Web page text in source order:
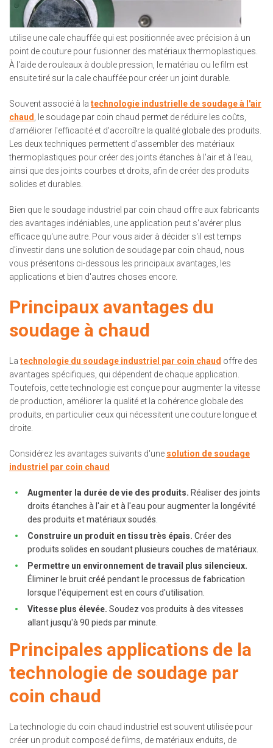
utilise une cale chauffée qui est positionnée avec précision à un
point de couture pour fusionner des matériaux thermoplastiques.
À l'aide de rouleaux à double pression, le matériau ou le film est
ensuite tiré sur la cale chauffée pour créer un joint durable.
Souvent associé à la technologie industrielle de soudage à l'air
chaud
, le soudage par coin chaud permet de réduire les coûts,
d'améliorer l'efficacité et d'accroître la qualité globale des produits.
Les deux techniques permettent d'assembler des matériaux
thermoplastiques pour créer des joints étanches à l'air et à l'eau,
ainsi que des joints courbes et droits, afin de créer des produits
solides et durables.
Bien que le soudage industriel par coin chaud offre aux fabricants
des avantages indéniables, une application peut s'avérer plus
efficace qu'une autre. Pour vous aider à décider s'il est temps
d'investir dans une solution de soudage par coin chaud, nous
vous présentons ci-dessous les principaux avantages, les
applications et bien d'autres choses encore.
Principaux avantages du
soudage à chaud
La technologie du soudage industriel par coin chaud offre des
avantages spécifiques, qui dépendent de chaque application.
Toutefois, cette technologie est conçue pour augmenter la vitesse
de production, améliorer la qualité et la cohérence globale des
produits, en particulier ceux qui nécessitent une couture longue et
droite.
Considérez les avantages suivants d'une solution de soudage
industriel par coin chaud
Augmenter la durée de vie des produits. Réaliser des joints
droits étanches à l'air et à l'eau pour augmenter la longévité
des produits et matériaux soudés.
Construire un produit en tissu très épais. Créer des
produits solides en soudant plusieurs couches de matériaux.
Permettre un environnement de travail plus silencieux.
Éliminer le bruit créé pendant le processus de fabrication
lorsque l'équipement est en cours d'utilisation.
Vitesse plus élevée. Soudez vos produits à des vitesses
allant jusqu'à 90 pieds par minute.
Principales applications de la
technologie de soudage par
coin chaud
La technologie du coin chaud industriel est souvent utilisée pour
créer un produit composé de films, de matériaux enduits, de